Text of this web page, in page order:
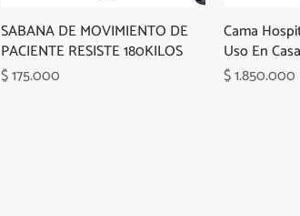
SABANA DE MOVIMIENTO DE
PACIENTE RESISTE 180KILOS
Precio
$ 175.000
Cama
Uso En
Precio
$ 1.850.000